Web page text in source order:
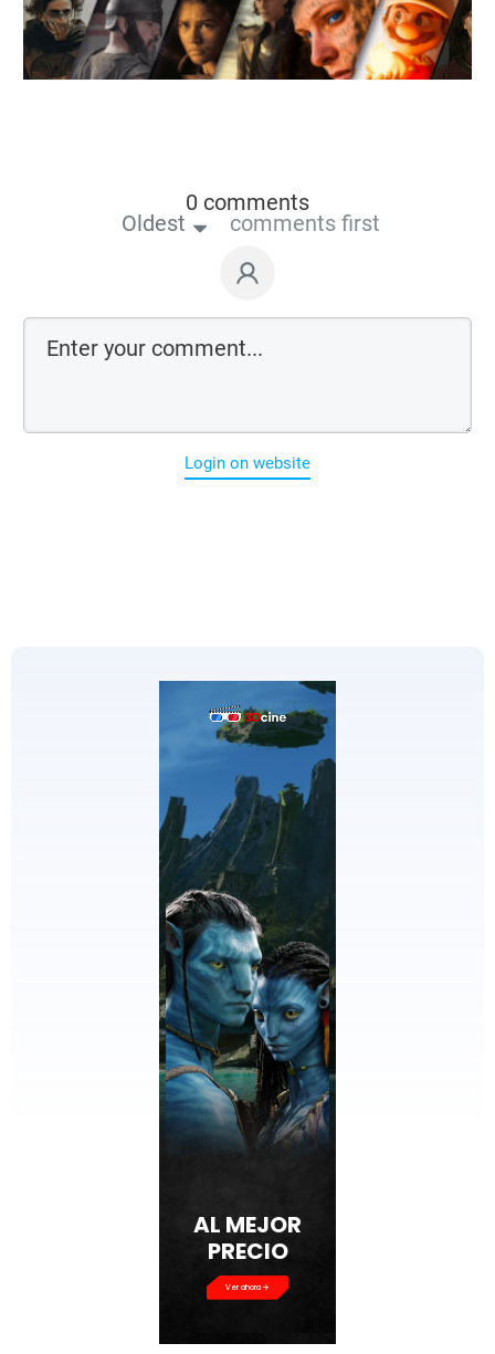
0 comments
Oldest comments first
Login on website
AL MEJOR
PRECIO
Ver ahora